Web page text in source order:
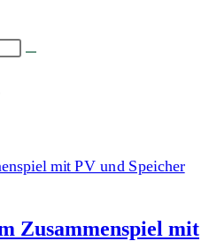
Zusammenspiel mit